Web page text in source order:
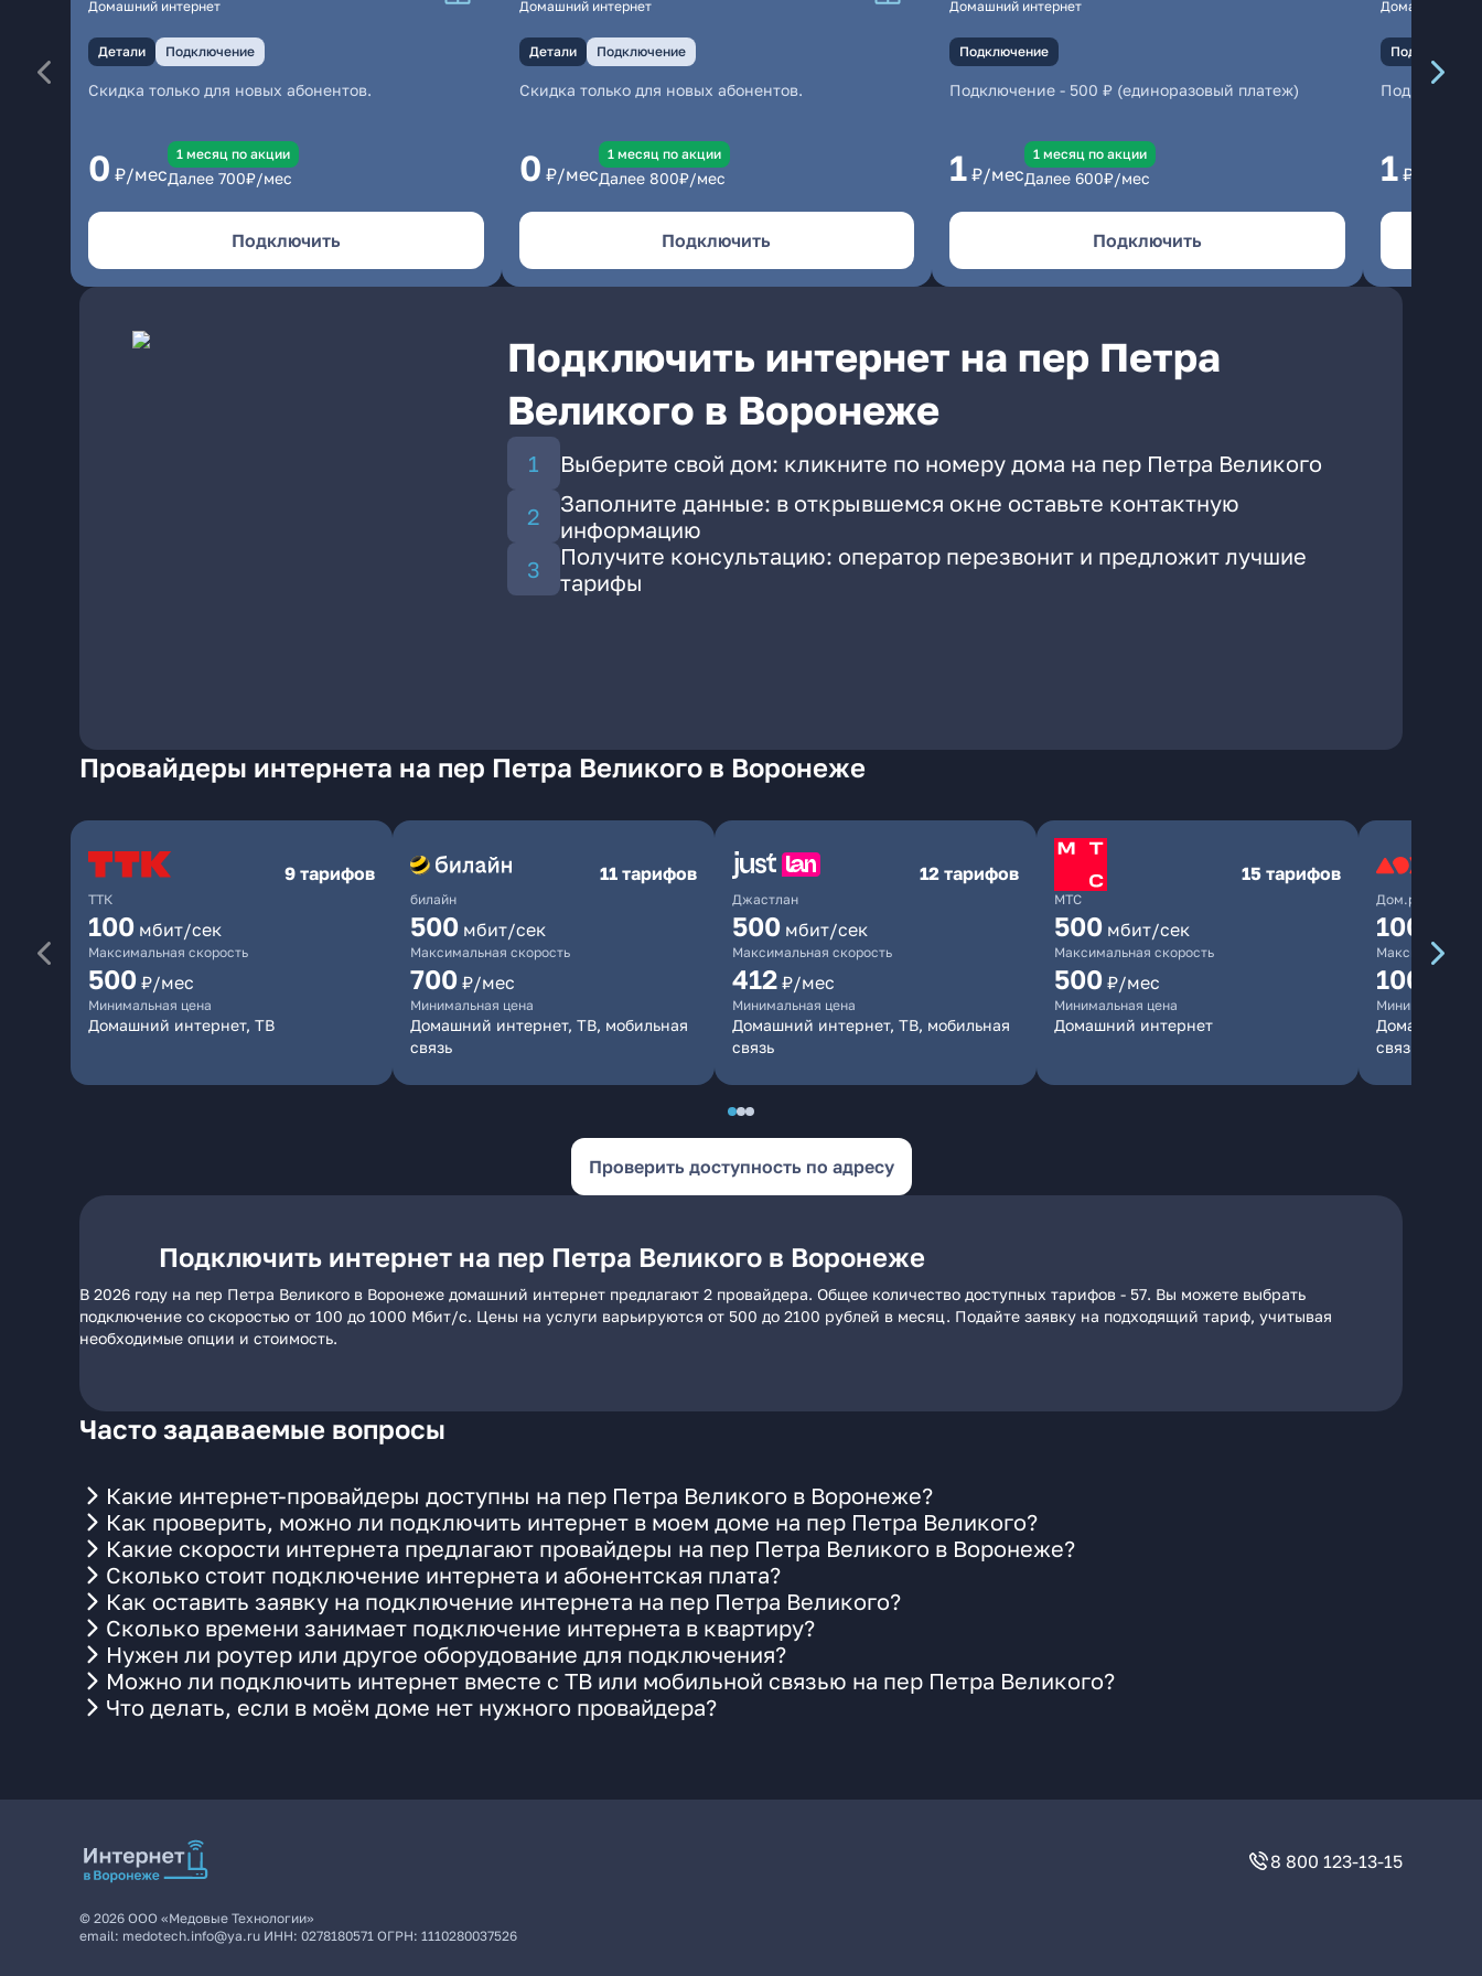
Домашний интернет
Детали Подключение
Скидка только для новых абонентов.
0 ₽/мес
1 месяц по акции
Далее 700₽/мес
Подключить
Домашний интернет
Детали Подключение
Скидка только для новых абонентов.
0 ₽/мес
1 месяц по акции
Далее 800₽/мес
Подключить
Домашний интернет
Подключение
Подключение - 500 ₽ (единоразовый платеж)
1 ₽/мес
1 месяц по акции
Далее 600₽/мес
Подключить
Домашний
Подключение
1 ₽/мес
Подключить интернет на пер Петра
Великого в Воронеже
Выберите свой дом: кликните по номеру дома на пер Петра Великого
Заполните данные: в открывшемся окне оставьте контактную
информацию
Получите консультацию: оператор перезвонит и предложит лучшие
тарифы
Провайдеры интернета на пер Петра Великого в Воронеже
ТТК
9 тарифов
100 мбит/сек
Максимальная скорость
500 ₽/мес
Минимальная цена
Домашний интернет, ТВ
билайн
11 тарифов
500 мбит/сек
Максимальная скорость
700 ₽/мес
Минимальная цена
Домашний интернет, ТВ, мобильная
связь
Джастлан
12 тарифов
500 мбит/сек
Максимальная скорость
412 ₽/мес
Минимальная цена
Домашний интернет, ТВ, мобильная
связь
МТС
15 тарифов
500 мбит/сек
Максимальная скорость
500 ₽/мес
Минимальная цена
Домашний интернет
Дом.ру
1000
Максимальная
1000
Минимальная
Домашний
связь
Проверить доступность по адресу
Подключить интернет на пер Петра Великого в Воронеже
В 2026 году на пер Петра Великого в Воронеже домашний интернет предлагают 2 провайдера. Общее количество доступных тарифов - 57. Вы можете выбрать
подключение со скоростью от 100 до 1000 Мбит/с. Цены на услуги варьируются от 500 до 2100 рублей в месяц. Подайте заявку на подходящий тариф, учитывая
необходимые опции и стоимость.
Часто задаваемые вопросы
Какие интернет-провайдеры доступны на пер Петра Великого в Воронеже?
Как проверить, можно ли подключить интернет в моем доме на пер Петра Великого?
Какие скорости интернета предлагают провайдеры на пер Петра Великого в Воронеже?
Сколько стоит подключение интернета и абонентская плата?
Как оставить заявку на подключение интернета на пер Петра Великого?
Сколько времени занимает подключение интернета в квартиру?
Нужен ли роутер или другое оборудование для подключения?
Можно ли подключить интернет вместе с ТВ или мобильной связью на пер Петра Великого?
Что делать, если в моём доме нет нужного провайдера?
8 800 123-13-15
© 2026 ООО «Медовые Технологии»
email: medotech.info@ya.ru ИНН: 0278180571 ОГРН: 1110280037526